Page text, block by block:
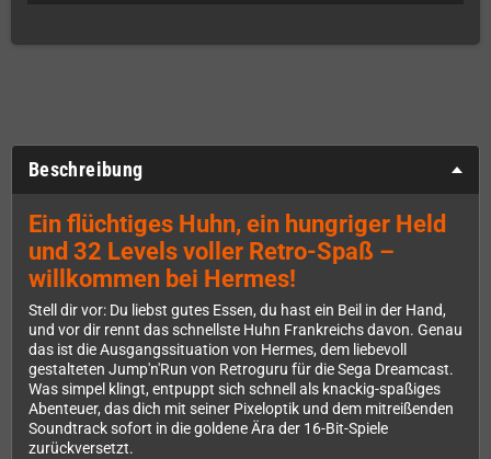
Beschreibung
Ein flüchtiges Huhn, ein hungriger Held
und 32 Levels voller Retro-Spaß –
willkommen bei Hermes!
Stell dir vor: Du liebst gutes Essen, du hast ein Beil in der Hand,
und vor dir rennt das schnellste Huhn Frankreichs davon. Genau
das ist die Ausgangssituation von Hermes, dem liebevoll
gestalteten Jump'n'Run von Retroguru für die Sega Dreamcast.
Was simpel klingt, entpuppt sich schnell als knackig-spaßiges
Abenteuer, das dich mit seiner Pixeloptik und dem mitreißenden
Soundtrack sofort in die goldene Ära der 16-Bit-Spiele
zurückversetzt.